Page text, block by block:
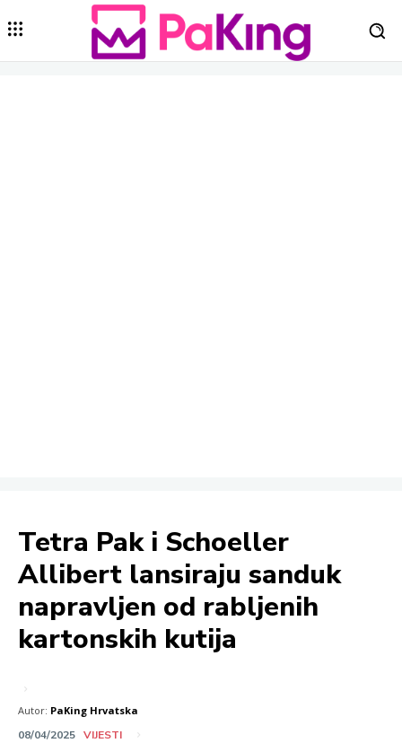
Tetra Pak i Schoeller
Allibert lansiraju sanduk
napravljen od rabljenih
kartonskih kutija
Autor: PaKing Hrvatska
08/04/2025 VIJESTI